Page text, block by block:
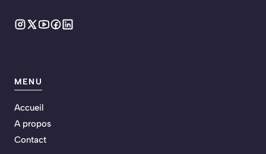
MENU
Accueil
A propos
Contact